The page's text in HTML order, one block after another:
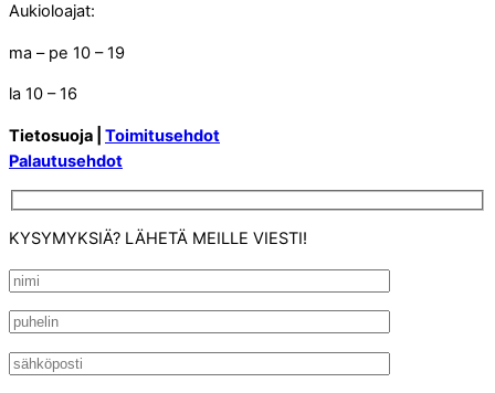
Aukioloajat:
ma – pe 10 – 19
la 10 – 16
Tietosuoja | Toimitusehdot
Palautusehdot
KYSYMYKSIÄ? LÄHETÄ MEILLE VIESTI!